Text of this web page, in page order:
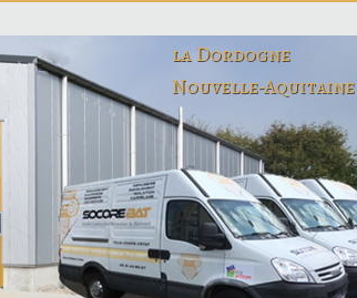
la Dordogne
Nouvelle-Aquitaine